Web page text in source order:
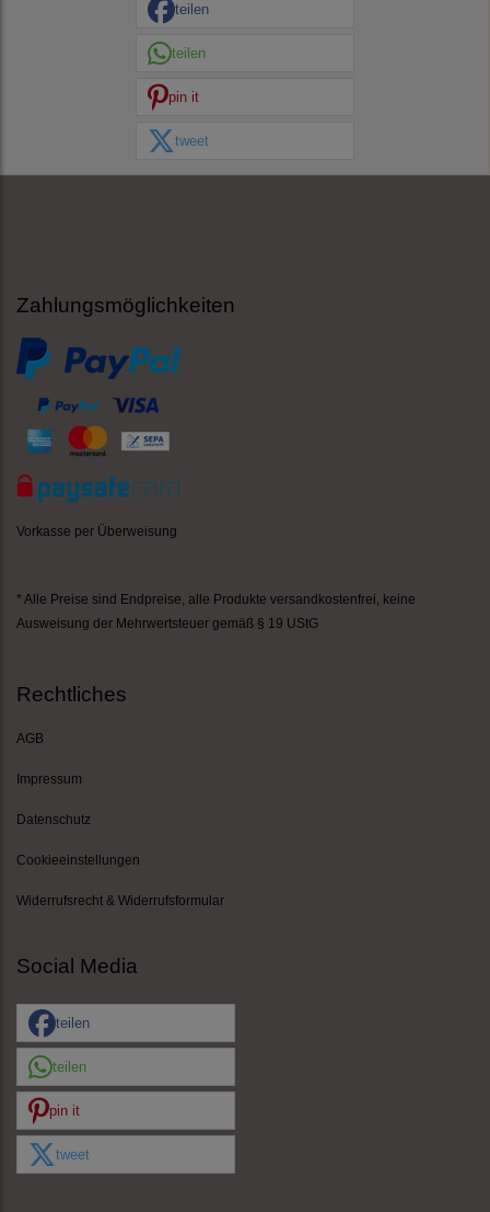
teilen
teilen
pin it
tweet
Zahlungsmöglichkeiten
Vorkasse per Überweisung
* Alle Preise sind Endpreise, alle Produkte versandkostenfrei , keine
Ausweisung der Mehrwertsteuer gemäß § 19 UStG
Rechtliches
AGB
Impressum
Datenschutz
Cookieeinstellungen
Widerrufsrecht & Widerrufsformular
Social Media
teilen
teilen
pin it
tweet